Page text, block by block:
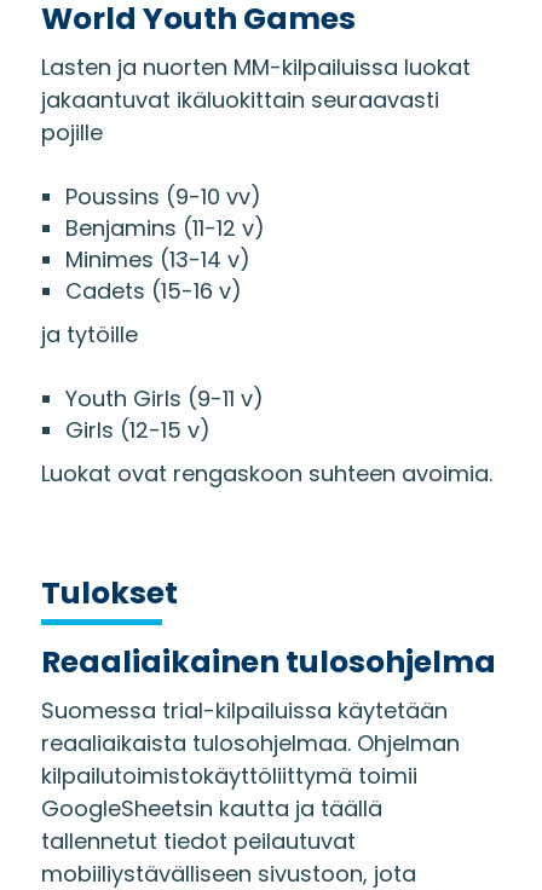
World Youth Games
Lasten ja nuorten MM-kilpailuissa luokat
jakaantuvat ikäluokittain seuraavasti
pojille
Poussins (9-10 vv)
Benjamins (11-12 v)
Minimes (13-14 v)
Cadets (15-16 v)
ja tytöille
Youth Girls (9-11 v)
Girls (12-15 v)
Luokat ovat rengaskoon suhteen avoimia.
Tulokset
Reaaliaikainen tulosohjelma
Suomessa trial-kilpailuissa käytetään
reaaliaikaista tulosohjelmaa. Ohjelman
kilpailutoimistokäyttöliittymä toimii
GoogleSheetsin kautta ja täällä
tallennetut tiedot peilautuvat
mobiiliystävälliseen sivustoon, jota